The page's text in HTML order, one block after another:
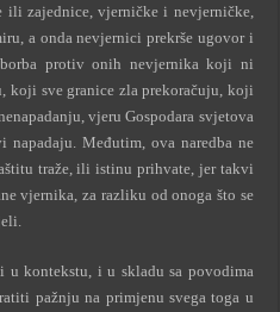
ili zajednice, vjerničke i nevjerničke,
a onda nevjernici prekrše ugovor i
protiv onih nevjernika koji ni
koji sve granice zla prekoračuju, koji
vjeru Gospodara svjetova
Međutim, ova naredba ne
traže, ili istinu prihvate, jer takvi
vjernika, za razliku od onoga što se
u kontekstu, i u skladu sa povodima
pažnju na primjenu svega toga u